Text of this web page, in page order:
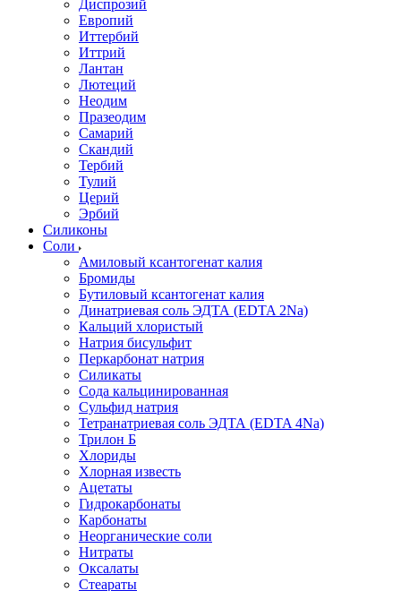
Диспрозий
Европий
Иттербий
Иттрий
Лантан
Лютеций
Неодим
Празеодим
Самарий
Скандий
Тербий
Тулий
Церий
Эрбий
Силиконы
Соли
Амиловый ксантогенат калия
Бромиды
Бутиловый ксантогенат калия
Динатриевая соль ЭДТА (EDTA 2Na)
Кальций хлористый
Натрия бисульфит
Перкарбонат натрия
Силикаты
Сода кальцинированная
Сульфид натрия
Тетранатриевая соль ЭДТА (EDTA 4Na)
Трилон Б
Хлориды
Хлорная известь
Ацетаты
Гидрокарбонаты
Карбонаты
Неорганические соли
Нитраты
Оксалаты
Стеараты